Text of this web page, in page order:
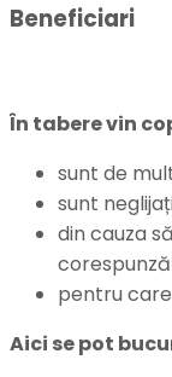
Beneficiari
În tabere vin
sunt de
sunt
din cauza
pentru
Aici se pot